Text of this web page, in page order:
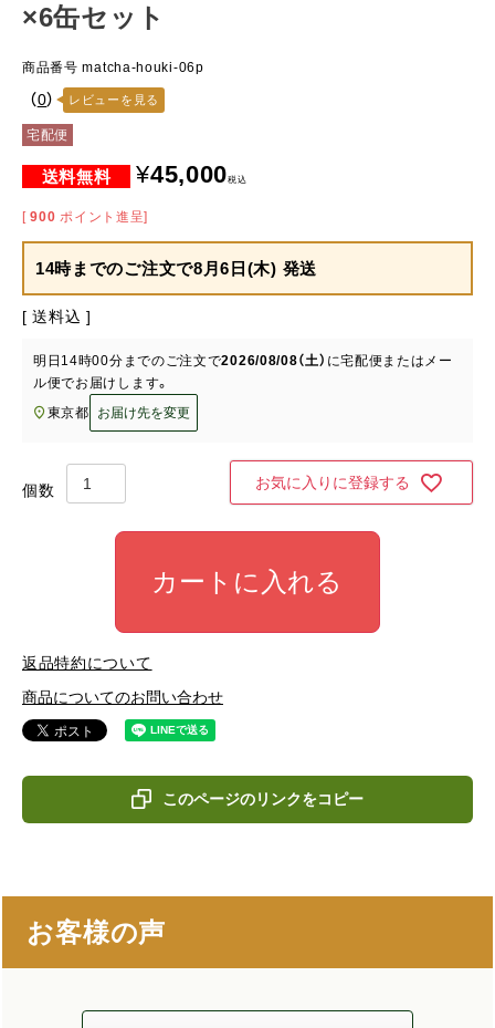
×6缶セット
商品番号 matcha-houki-06p
（0） レビューを見る
宅配便
¥45,000税込
[ 900 ポイント進呈]
14時までのご注文で8月6日(木) 発送
送料込
明日 14時00分 までのご注文で2026/08/08（土） に宅配便またはメー
ル便でお届けします。
東京都
お届け先を変更
お気に入りに登録する
カートに入れる
返品特約について
商品についてのお問い合わせ
このページのリンクをコピー
お客様の声